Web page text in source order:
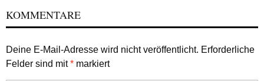
KOMMENTARE
Deine E-Mail-Adresse wird nicht veröffentlicht. Erforderliche
Felder sind mit* markiert